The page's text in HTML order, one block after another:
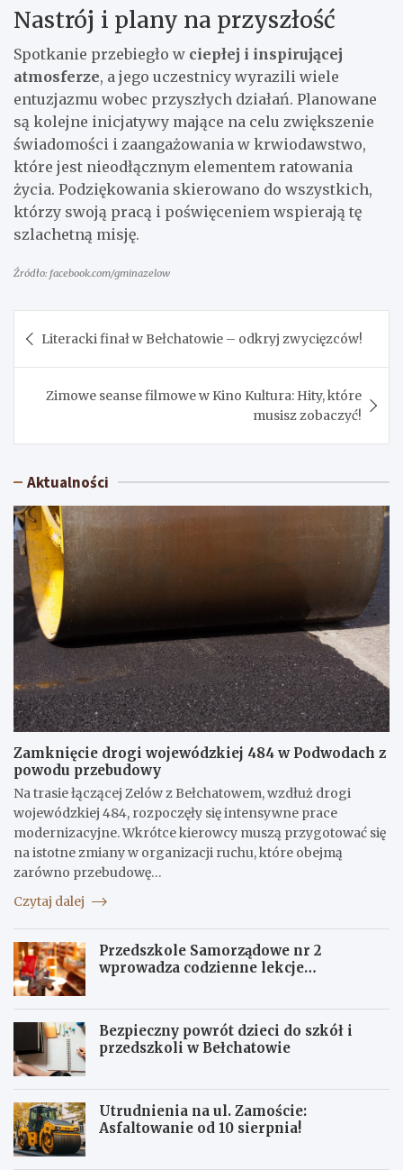
Nastrój i plany na przyszłość
Spotkanie przebiegło w ciepłej i inspirującej
atmosferze, a jego uczestnicy wyrazili wiele
entuzjazmu wobec przyszłych działań. Planowane
są kolejne inicjatywy mające na celu zwiększenie
świadomości i zaangażowania w krwiodawstwo,
które jest nieodłącznym elementem ratowania
życia. Podziękowania skierowano do wszystkich,
którzy swoją pracą i poświęceniem wspierają tę
szlachetną misję.
Źródło: facebook.com/gminazelow
wpisu
Literacki finał w Bełchatowie – odkryj zwycięzców!
Zimowe seanse filmowe w Kino Kultura: Hity, które
musisz zobaczyć!
Aktualności
Zamknięcie drogi wojewódzkiej 484 w Podwodach z
powodu przebudowy
Na trasie łączącej Zelów z Bełchatowem, wzdłuż drogi
wojewódzkiej 484, rozpoczęły się intensywne prace
modernizacyjne. Wkrótce kierowcy muszą przygotować się
na istotne zmiany w organizacji ruchu, które obejmą
zarówno przebudowę…
Czytaj dalej
Przedszkole Samorządowe nr 2
wprowadza codzienne lekcje
Bezpieczny powrót dzieci do szkół i
przedszkoli w Bełchatowie
Utrudnienia na ul. Zamoście:
Asfaltowanie od 10 sierpnia!